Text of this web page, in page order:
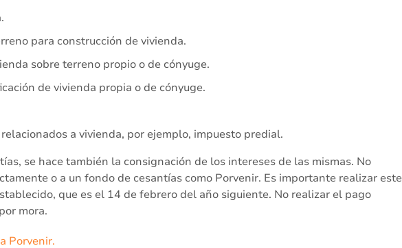
para construcción de vivienda.
sobre terreno propio o de cónyuge.
de vivienda propia o de cónyuge.
a vivienda, por ejemplo, impuesto predial.
se hace también la consignación de los intereses de las mismas. No
o a un fondo de cesantías como Porvenir. Es importante realizar este
que es el 14 de febrero del año siguiente. No realizar el pago
mora.
Porvenir.